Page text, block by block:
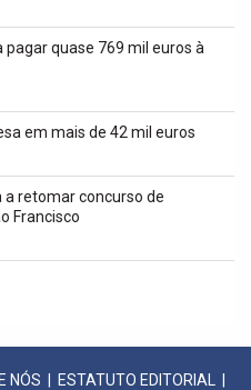
quase 769 mil euros à
em mais de 42 mil euros
a retomar concurso de
Francisco
NÓS ESTATUTO EDITORIAL